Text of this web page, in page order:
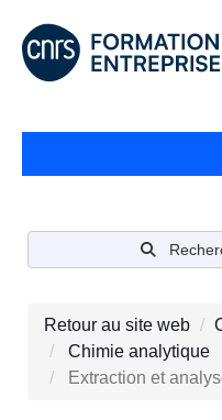
Retour au site web
Chimie analytique
Extraction et